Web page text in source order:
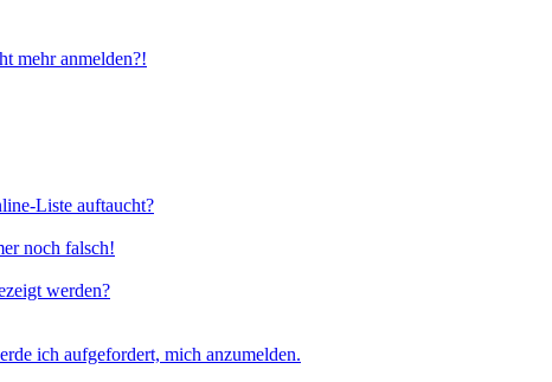
mehr anmelden?!
Liste auftaucht?
noch falsch!
werden?
ich aufgefordert, mich anzumelden.